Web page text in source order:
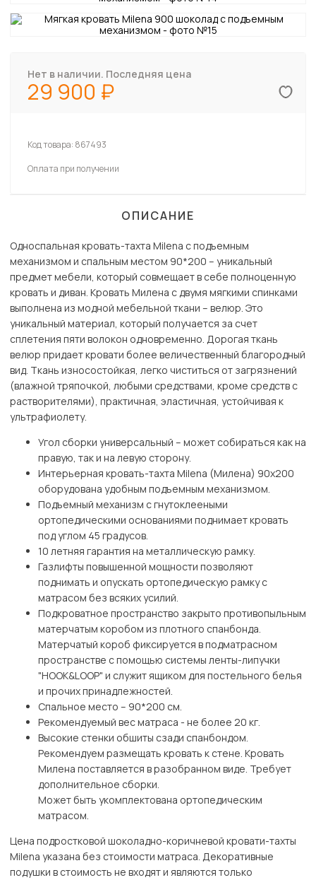
Нет в наличии. Последняя цена
29 900
Код товара: 867493
Оплата при получении
ОПИСАНИЕ
Односпальная кровать-тахта Milena c подъемным
механизмом и спальным местом 90*200 – уникальный
предмет мебели, который совмещает в себе полноценную
кровать и диван. Кровать Милена с двумя мягкими спинками
выполнена из модной мебельной ткани – велюр. Это
уникальный материал, который получается за счет
сплетения пяти волокон одновременно. Дорогая ткань
велюр придает кровати более величественный благородный
вид. Ткань износостойкая, легко чиститься от загрязнений
(влажной тряпочкой, любыми средствами, кроме средств с
растворителями), практичная, эластичная, устойчивая к
ультрафиолету.
Угол сборки универсальный – может собираться как на
правую, так и на левую сторону.
Интерьерная кровать-тахта Milena (Милена) 90х200
оборудована удобным подъемным механизмом.
Подъемный механизм с гнутоклееными
ортопедическими основаниями поднимает кровать
под углом 45 градусов.
10 летняя гарантия на металлическую рамку.
Газлифты повышенной мощности позволяют
поднимать и опускать ортопедическую рамку с
матрасом без всяких усилий.
Подкроватное пространство закрыто противопыльным
матерчатым коробом из плотного спанбонда.
Матерчатый короб фиксируется в подматрасном
пространстве с помощью системы ленты-липучки
"HOOK&LOОP" и служит ящиком для постельного белья
и прочих принадлежностей.
Спальное место – 90*200 см.
Рекомендуемый вес матраса - не более 20 кг.
Высокие стенки обшиты сзади спанбондом.
Рекомендуем размещать кровать к стене. Кровать
Милена поставляется в разобранном виде. Требует
дополнительное сборки.
Может быть укомплектована ортопедическим
матрасом.
Цена подростковой шоколадно-коричневой кровати-тахты
Milena указана без стоимости матраса. Декоративные
подушки в стоимость не входят и являются только